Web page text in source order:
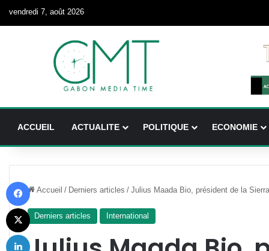
vendredi 7, août 2026
ACCUEIL ACTUALITE POLITIQUE ECONOMIE
Accueil / Derniers articles / Julius Maada Bio, président de la
Derniers articles International
X